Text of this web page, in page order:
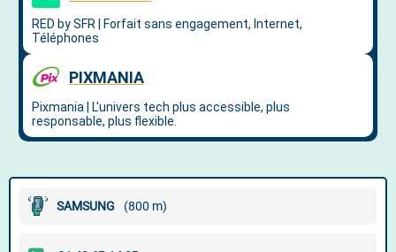
SAMSUNG (800 m)